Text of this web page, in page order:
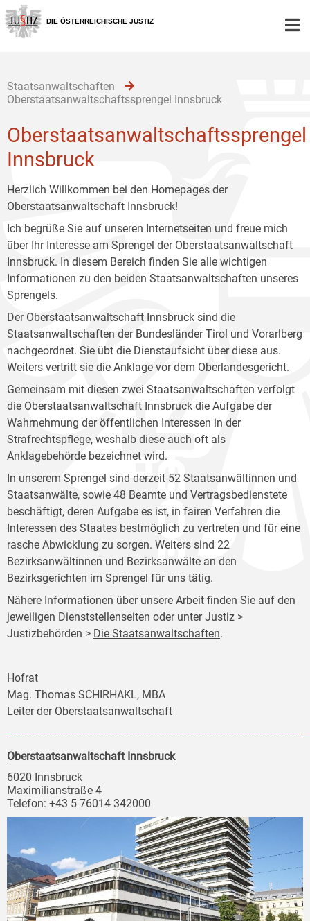
Zur
Hauptnavigation
[1]
Zum
Inhalt
[2]
Zum
Untermenü
[3]
DIE ÖSTERREICHISCHE JUSTIZ
Staatsanwaltschaften
Oberstaatsanwaltschaftssprengel Innsbruck
Oberstaatsanwaltschaftssprengel
Innsbruck
Herzlich Willkommen bei den Homepages der
Oberstaatsanwaltschaft Innsbruck!
Ich begrüße Sie auf unseren Internetseiten und freue mich
über Ihr Interesse am Sprengel der Oberstaatsanwaltschaft
Innsbruck. In diesem Bereich finden Sie alle wichtigen
Informationen zu den beiden Staatsanwaltschaften unseres
Sprengels.
Der Oberstaatsanwaltschaft Innsbruck sind die
Staatsanwaltschaften der Bundesländer Tirol und Vorarlberg
nachgeordnet. Sie übt die Dienstaufsicht über diese aus.
Weiters vertritt sie die Anklage vor dem Oberlandesgericht.
Gemeinsam mit diesen zwei Staatsanwaltschaften verfolgt
die Oberstaatsanwaltschaft Innsbruck die Aufgabe der
Wahrnehmung der öffentlichen Interessen in der
Strafrechtspflege, weshalb diese auch oft als
Anklagebehörde bezeichnet wird.
In unserem Sprengel sind derzeit 52 Staatsanwältinnen und
Staatsanwälte, sowie 48 Beamte und Vertragsbedienstete
beschäftigt, deren Aufgabe es ist, in fairen Verfahren die
Interessen des Staates bestmöglich zu vertreten und für eine
rasche Abwicklung zu sorgen. Weiters sind 22
Bezirksanwältinnen und Bezirksanwälte an den
Bezirksgerichten im Sprengel für uns tätig.
Nähere Informationen über unsere Arbeit finden Sie auf den
jeweiligen Dienststellenseiten oder unter Justiz >
Justizbehörden > Die Staatsanwaltschaften.
Hofrat
Mag. Thomas SCHIRHAKL, MBA
Leiter der Oberstaatsanwaltschaft
Oberstaatsanwaltschaft Innsbruck
6020 Innsbruck
Maximilianstraße 4
Telefon: +43 5 76014 342000